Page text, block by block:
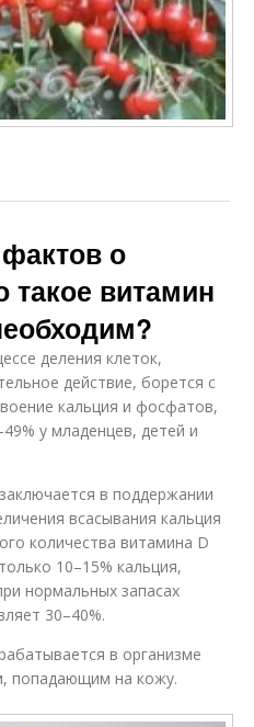
о
такое витамин
деления клеток,
действие, борется с
кальция и фосфатов,
у младенцев, детей и
в поддержании
всасывания кальция
количества витамина D
10–15% кальция,
нормальных запасах
30–40%.
в организме
попадающим на кожу.